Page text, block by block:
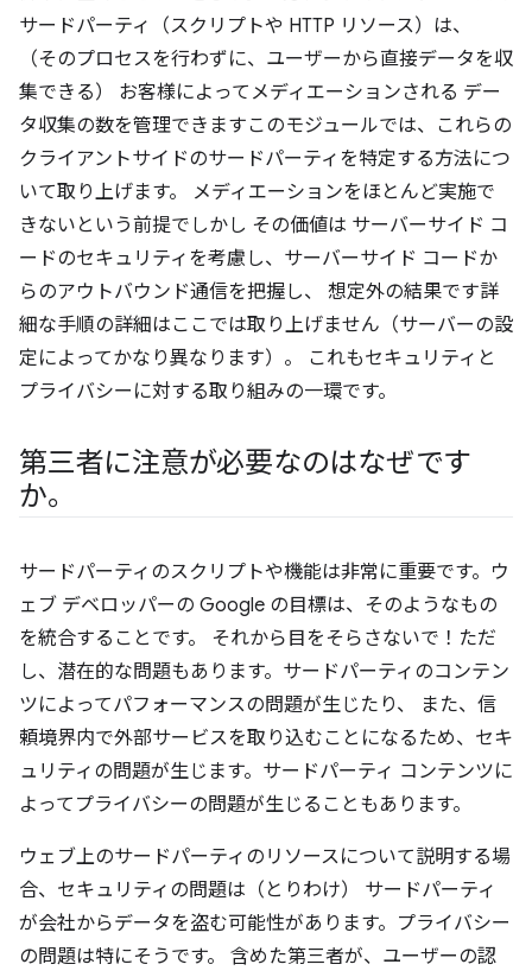
サードパーティ（スクリプトや HTTP リソース）は、
（そのプロセスを行わずに、ユーザーから直接データを収
集できる） お客様によってメディエーションされる デー
タ収集の数を管理できますこのモジュールでは、これらの
クライアントサイドのサードパーティを特定する方法につ
いて取り上げます。 メディエーションをほとんど実施で
きないという前提でしかし その価値は サーバーサイド コ
ードのセキュリティを考慮し、サーバーサイド コードか
らのアウトバウンド通信を把握し、 想定外の結果です詳
細な手順の詳細はここでは取り上げません（サーバーの設
定によってかなり異なります）。 これもセキュリティと
プライバシーに対する取り組みの一環です。
第三者に注意が必要なのはなぜです
か。
サードパーティのスクリプトや機能は非常に重要です。ウ
ェブ デベロッパーの Google の目標は、そのようなもの
を統合することです。 それから目をそらさないで！ただ
し、潜在的な問題もあります。サードパーティのコンテン
ツによってパフォーマンスの問題が生じたり、 また、信
頼境界内で外部サービスを取り込むことになるため、セキ
ュリティの問題が生じます。サードパーティ コンテンツに
よってプライバシーの問題が生じることもあります。
ウェブ上のサードパーティのリソースについて説明する場
合、セキュリティの問題は（とりわけ） サードパーティ
が会社からデータを盗む可能性があります。プライバシー
の問題は特にそうです。 含めた第三者が、ユーザーの認